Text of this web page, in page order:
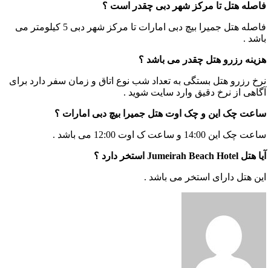
فاصله هتل تا مرکز شهر دبی چقدر است ؟
فاصله هتل جمیرا بیچ دبی امارات تا مرکز شهر دبی 5 کیلومتر می
باشد .
هزینه رزرو هتل چقدر می باشد ؟
نرخ رزرو هتل بستگی به تعداد شب نوع اتاق و زمان سفر دارد برای
آگاهی از نرخ دقیق وارد سایت شوید .
ساعت چک این و چک اوت هتل جمیرا بیچ دبی امارات ؟
ساعت چک این 14:00 و ساعت ک اوت 12:00 می باشد .
آیا هتل Jumeirah Beach Hotel استخر دارد ؟
این هتل دارای استخر می باشد .